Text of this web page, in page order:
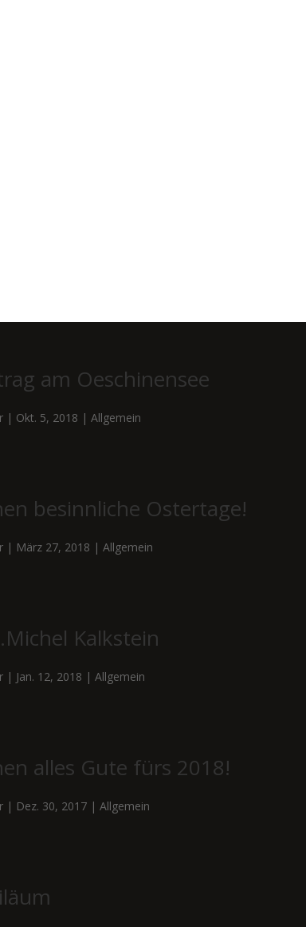
am Oeschinensee
| Okt. 5, 2018 |Allgemein
besinnliche Ostertage!
| März 27, 2018 |Allgemein
Kalkstein
| Jan. 12, 2018 |Allgemein
alles Gute fürs 2018!
| Dez. 30, 2017 |Allgemein